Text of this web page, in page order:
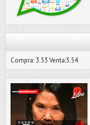
Compra: 3.53 Venta:3.54